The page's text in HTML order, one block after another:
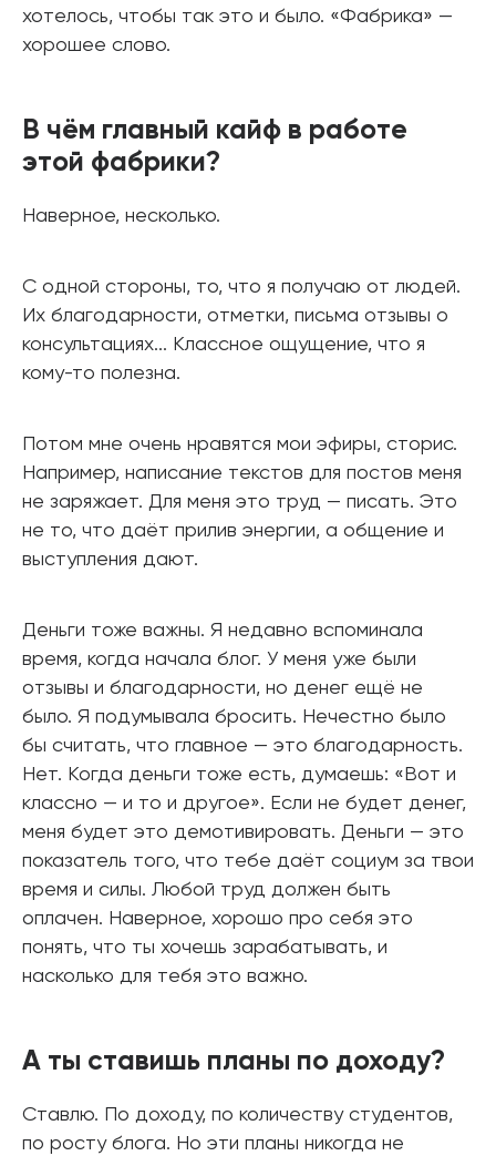
хотелось, чтобы так это и было. «Фабрика» —
хорошее слово.
В чём главный кайф в работе
этой фабрики?
Наверное, несколько.
С одной стороны, то, что я получаю от людей.
Их благодарности, отметки, письма отзывы о
консультациях... Классное ощущение, что я
кому-то полезна.
Потом мне очень нравятся мои эфиры, сторис.
Например, написание текстов для постов меня
не заряжает. Для меня это труд — писать. Это
не то, что даёт прилив энергии, а общение и
выступления дают.
Деньги тоже важны. Я недавно вспоминала
время, когда начала блог. У меня уже были
отзывы и благодарности, но денег ещё не
было. Я подумывала бросить. Нечестно было
бы считать, что главное — это благодарность.
Нет. Когда деньги тоже есть, думаешь: «Вот и
классно — и то и другое». Если не будет денег,
меня будет это демотивировать. Деньги — это
показатель того, что тебе даёт социум за твои
время и силы. Любой труд должен быть
оплачен. Наверное, хорошо про себя это
понять, что ты хочешь зарабатывать, и
насколько для тебя это важно.
А ты ставишь планы по доходу?
Ставлю. По доходу, по количеству студентов,
по росту блога. Но эти планы никогда не